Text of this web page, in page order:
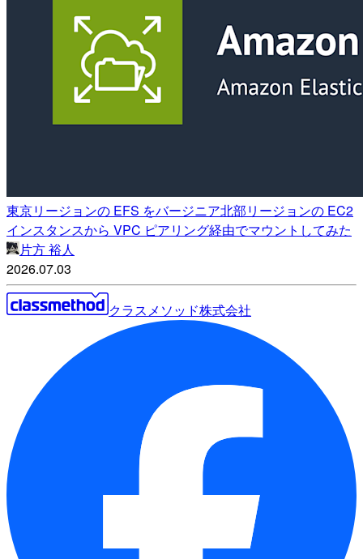
東京リージョンの EFS をバージニア北部リージョンの EC2
インスタンスから VPC ピアリング経由でマウントしてみた
片方 裕人
2026.07.03
クラスメソッド株式会社